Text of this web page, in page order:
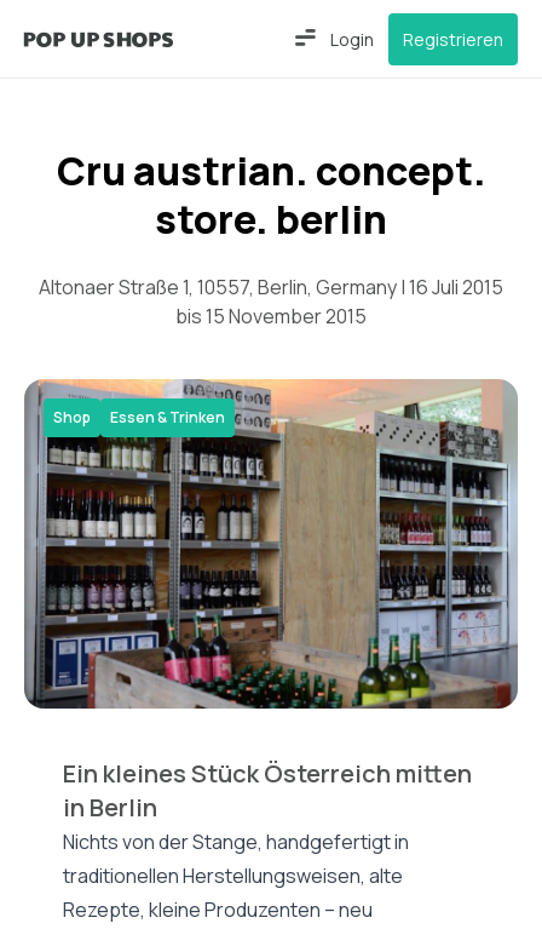
Login Registrieren
Cru austrian. concept.
store. berlin
Altonaer Straße 1, 10557, Berlin, Germany | 16 Juli 2015
bis 15 November 2015
Shop Essen & Trinken
Ein kleines Stück Österreich mitten
in Berlin
Nichts von der Stange, handgefertigt in
traditionellen Herstellungsweisen, alte
Rezepte, kleine Produzenten – neu